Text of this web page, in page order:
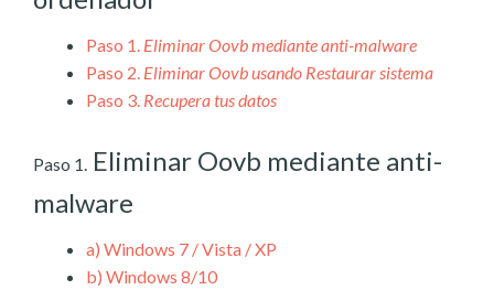
Paso 1. Eliminar Oovb mediante anti-malware
Paso 2. Eliminar Oovb usando Restaurar sistema
Paso 3. Recupera tus datos
Paso 1. Eliminar Oovb mediante anti-
malware
a) Windows 7 / Vista / XP
b) Windows 8/10